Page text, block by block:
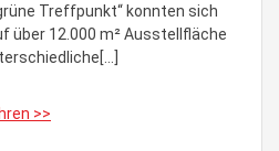
Treffpunkt“ konnten sich
über 12.000 m² Ausstellfläche